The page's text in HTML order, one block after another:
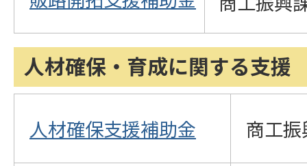
人材確保・育成に関する支援
人材確保支援補助金
商工